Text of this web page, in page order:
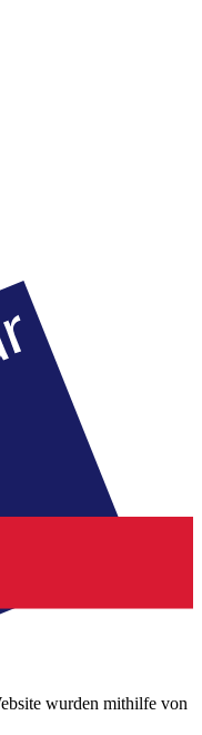
wurden mithilfe von